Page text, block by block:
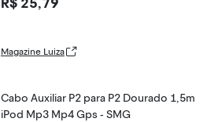
Magazine Luiza
Cabo Auxiliar P2 para P2 Dourado 1,5m
iPod Mp3 Mp4 Gps - SMG